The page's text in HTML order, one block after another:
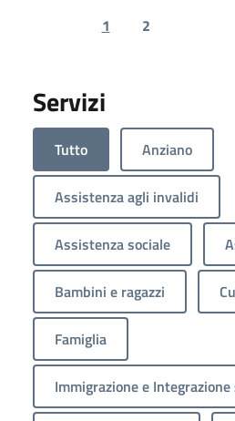
Previous page
1 2
Servizi
Tutto Anziano
Assistenza agli invalidi
Assistenza sociale
Bambini e ragazzi
Famiglia
Immigrazione e Integrazione